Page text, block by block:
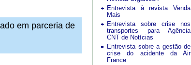
em parceria de
Entrevista à revista Venda
Mais
Entrevista sobre crise nos
transportes para Agência
CNT de Notícias
Entrevista sobre a gestão de
crise do acidente da Air
France